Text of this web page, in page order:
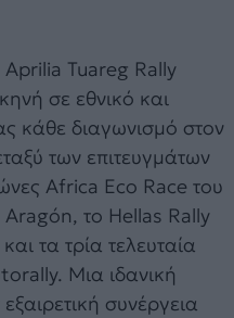
Aprilia Tuareg Rally
σε εθνικό και
κάθε διαγωνισμό στον
των επιτευγμάτων
Africa Eco Race του
το Hellas Rally
τα τρία τελευταία
Μια ιδανική
συνέργεια